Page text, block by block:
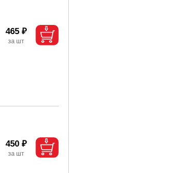
465 ₽
450 ₽